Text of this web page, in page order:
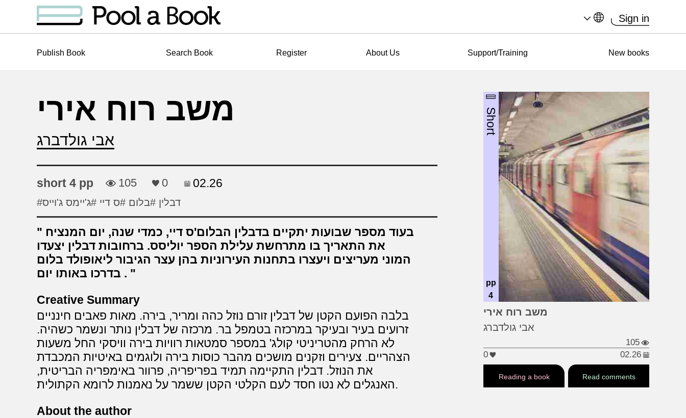
Sign in
Publish Book Search Book Register About Us Support/Training New books
משב רוח אירי
אבי גולדברג
short 4 pp 105 0 02.26
#דבלין #בלום #ס דיי #ג'יימס ג'וייס
את התאריך בו מתרחשת עלילת הספר יוליסס. ברחובות דבלין יצעדו
המוני מעריצים ויעצרו בתחנות העירוניות בהן עצר הגיבור ליאופולד בלום
בדרכו באותו יום .
Creative Summary
בלבה הפועם הקטן של דבלין זורם נוזל כהה ומריר, בירה. מאות פאבים חינניים
זרועים בעיר ובעיקר במרכזה בטמפל בר. מרכזה של דבלין נותר ונשמר כשהיה.
לא הרחק מהטריניטי קולג' במספר סמטאות רוויות בירה וויסקי החל משעות
הצהריים. צעירים וזקנים מושכים מהבר כוסות בירה ולוגמים באיטיות המכבדת
את הנוזל. דבלין התקיימה תמיד בפריפריה, פרוור באימפריה הבריטית,
האנגלים לא נטו חסד לעם הקלטי הקטן ששמר על נאמנות לרומא הקתולית.
About the author
Short
pp
4
#דבלין #בלום
משב רוח אירי
אבי גולדברג
105
02.26
0
Read comments
Reading a book